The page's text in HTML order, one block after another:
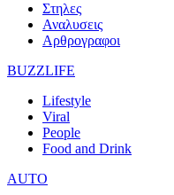
Στηλες
Αναλυσεις
Αρθρογραφοι
BUZZLIFE
Lifestyle
Viral
People
Food and Drink
AUTO